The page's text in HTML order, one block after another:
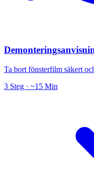
Ta bort fönsterfilm säkert
3 Steg · ~15 Min